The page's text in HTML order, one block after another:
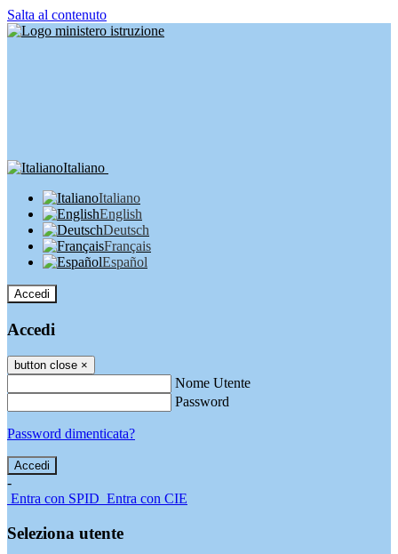
Salta al contenuto
Italiano
Italiano
English
Deutsch
Français
Español
Accedi
Accedi
button close ×
Nome Utente
Password
Password dimenticata?
-
Entra con SPID Entra con CIE
Seleziona utente